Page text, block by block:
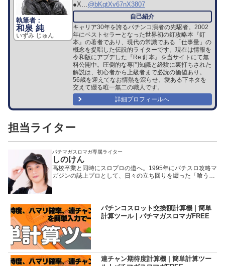
和泉 純
いずみ じゅん
●X…@bKqtXv67nX3807
キャリア30年を誇るパチンコ演者の先駆者。2002
年にベストセラーとなった世界初の釘攻略本『釘
本』の著者であり、現代の常識である「仕事量」の
概念を提唱した伝説的ライターです。現在は情報を
令和版にアプデした『Re:釘本』を当サイトにて無
料公開中。圧倒的な専門知識と経験に裏打ちされた
解説は、初心者から上級者まで必読の価値あり。
56歳を迎えてなお情熱を滾らせ、愛ある下ネタを
交えて綴る唯一無二の職人です。
詳細プロフィールへ
担当ライター
パチマガスロマガ専属ライター
しのけん
高校卒業と同時にスロプロの道へ。1995年にパチスロ攻略マ
ガジンの誌上プロとして、日々の立ち回りを綴った「喰うな
チマガスロマガにおけるレジェンド的存在。
パチンコスロット交換額計算機 | 簡単
計算ツール | パチマガスロマガFREE
連チャン期待度計算機 | 簡単計算ツー